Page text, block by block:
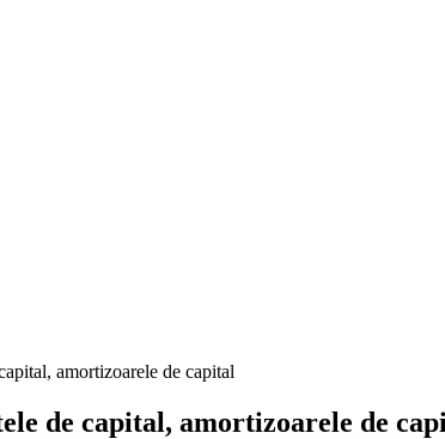
amortizoarele de capital
de capital, amortizoarele de